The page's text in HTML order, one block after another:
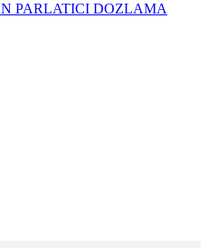
PARLATICI DOZLAMA